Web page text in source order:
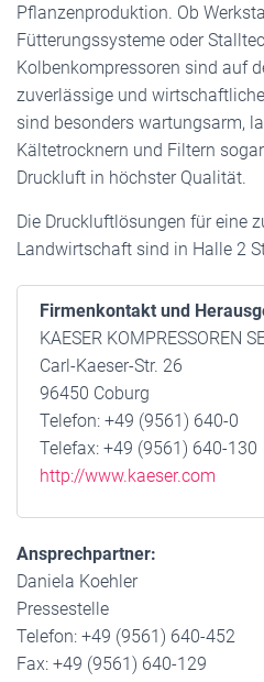
Pflanzenproduktion. Ob
Fütterungssysteme oder
Kolbenkompressoren sind auf
zuverlässige und
sind besonders wartungsarm,
Kältetrocknern und Filtern
Druckluft in höchster Qualität.
Die Druckluftlösungen für eine
Landwirtschaft sind in Halle 2
Firmenkontakt und
KAESER KOMPRESSOREN
Carl-Kaeser-Str. 26
96450 Coburg
Telefon: +49 (9561) 640-0
Telefax: +49 (9561) 640-130
http://www.kaeser.com
Ansprechpartner:
Daniela Koehler
Pressestelle
Telefon: +49 (9561) 640-452
Fax: +49 (9561) 640-129